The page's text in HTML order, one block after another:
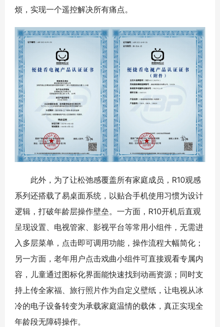
烦，实现一个遥控解决所有痛点。
此外，为了让松弛感覆盖所有家庭成员，R10观感
系列还搭载了易桌面系统，以贴合手机使用习惯为设计
逻辑，打破年龄层操作壁垒。一方面，R10开机后直观
呈现设置、电视管家、影视平台等常用小组件，无需进
入多层菜单，点击即可调用功能，操作流程大幅简化；
另一方面，老年用户点击戏曲小组件可直接观看专属内
容，儿童通过图标化界面能快速找到动画资源；同时支
持上传全家福、旅行照片作为自定义壁纸，让电视从冰
冷的电子设备转变为承载家庭温情的载体，真正实现全
年龄段无障碍操作。